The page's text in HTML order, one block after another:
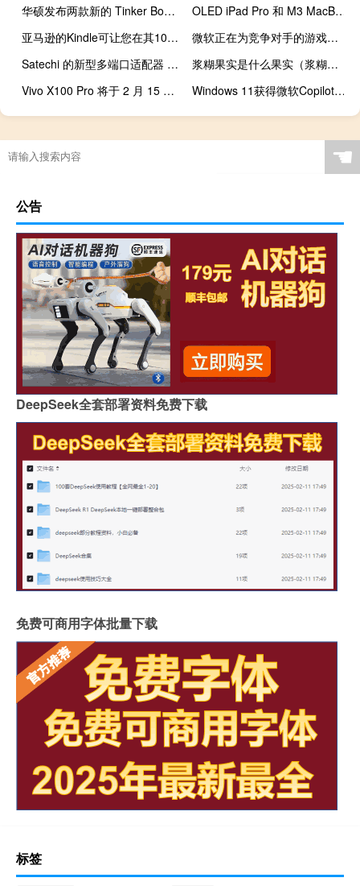
华硕发布两款新的 Tinker Board SBC 与 Raspberry Pi 主板竞争
OLED iPad Pro 和 M3 MacBook Air 可能会在本周推出
亚马逊的Kindle可让您在其10英寸显示屏上做笔记
微软正在为竞争对手的游戏机带来四款 Xbox 独占游戏
Satechi 的新型多端口适配器 8K 是终极 Mac 生产力中心
浆糊果实是什么果实（浆糊果实）
Vivo X100 Pro 将于 2 月 15 日开始正式销售
Windows 11获得微软Copilot插件和更多AI升级
☚
公告
DeepSeek全套部署资料免费下载
免费可商用字体批量下载
标签